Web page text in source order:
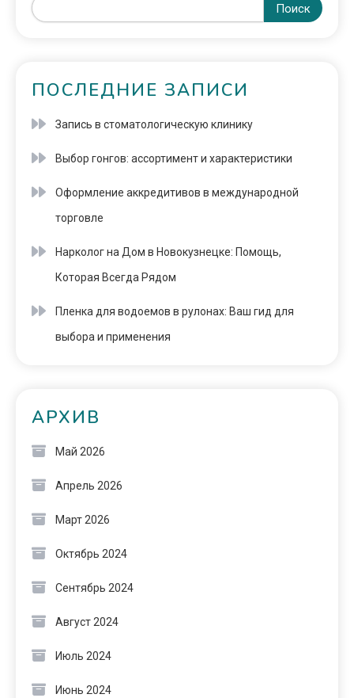
Поиск
ПОСЛЕДНИЕ ЗАПИСИ
Запись в стоматологическую клинику
Выбор гонгов: ассортимент и характеристики
Оформление аккредитивов в международной
торговле
Нарколог на Дом в Новокузнецке: Помощь,
Которая Всегда Рядом
Пленка для водоемов в рулонах: Ваш гид для
выбора и применения
АРХИВ
Май 2026
Апрель 2026
Март 2026
Октябрь 2024
Сентябрь 2024
Август 2024
Июль 2024
Июнь 2024